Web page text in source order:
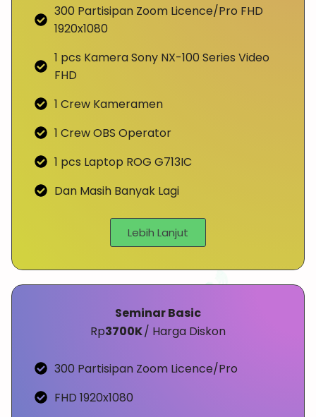
300 Partisipan Zoom Licence/Pro FHD
1920x1080
1 pcs Kamera Sony NX-100 Series Video
FHD
1 Crew Kameramen
1 Crew OBS Operator
1 pcs Laptop ROG G713IC
Dan Masih Banyak Lagi
Lebih Lanjut
Seminar Basic
Rp3700K/ Harga Diskon
300 Partisipan Zoom Licence/Pro
FHD 1920x1080